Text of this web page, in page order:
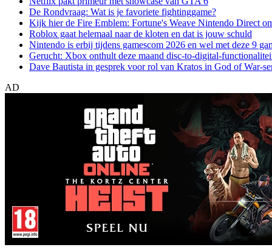
De Rondvraag: Wat is je favoriete fightinggame?
Kijk hier de Fire Emblem: Fortune's Weave Nintendo Direct
Roblox gaat helemaal naar de kloten en dat is jouw schuld
Nintendo is erbij tijdens gamescom 2026 en wel met deze 9
Gerucht: Xbox onthult deze maand disc-to-digital-
Dave Bautista in gesprek voor rol van Kratos in God of War-
AD